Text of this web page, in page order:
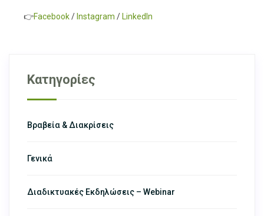
👉Facebook/ Instagram / LinkedIn
Κατηγορίες
Βραβεία & Διακρίσεις
Γενικά
Διαδικτυακές Εκδηλώσεις – Webinar